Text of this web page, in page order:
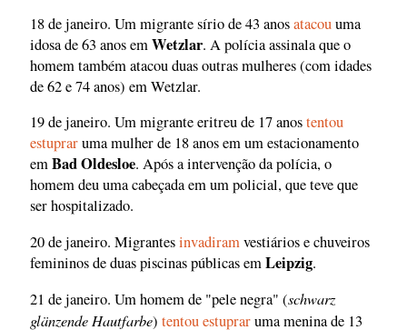
18 de janeiro. Um migrante sírio de 43 anosatacouuma
idosa de 63 anos emWetzlar. A polícia assinala que o
homem também atacou duas outras mulheres (com idades
de 62 e 74 anos) em Wetzlar.
19 de janeiro. Um migrante eritreu de 17 anostentou
estupraruma mulher de 18 anos em um estacionamento
emBad Oldesloe. Após a intervenção da polícia, o
homem deu uma cabeçada em um policial, que teve que
ser hospitalizado.
20 de janeiro. Migrantesinvadiramvestiários e chuveiros
femininos de duas piscinas públicas emLeipzig.
21 de janeiro. Um homem de "pele negra" (schwarz
glänzende Hautfarbe) tentou estupraruma menina de 13